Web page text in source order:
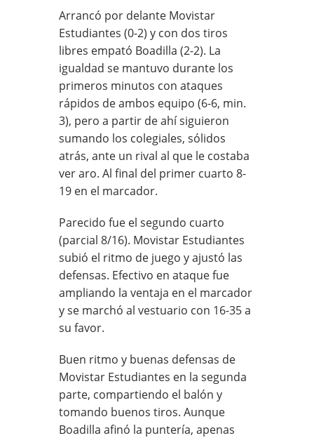
Arrancó por delante Movistar
Estudiantes (0-2) y con dos tiros
libres empató Boadilla (2-2). La
igualdad se mantuvo durante los
primeros minutos con ataques
rápidos de ambos equipo (6-6, min.
3), pero a partir de ahí siguieron
sumando los colegiales, sólidos
atrás, ante un rival al que le costaba
ver aro. Al final del primer cuarto 8-
19 en el marcador.
Parecido fue el segundo cuarto
(parcial 8/16). Movistar Estudiantes
subió el ritmo de juego y ajustó las
defensas. Efectivo en ataque fue
ampliando la ventaja en el marcador
y se marchó al vestuario con 16-35 a
su favor.
Buen ritmo y buenas defensas de
Movistar Estudiantes en la segunda
parte, compartiendo el balón y
tomando buenos tiros. Aunque
Boadilla afinó la puntería, apenas